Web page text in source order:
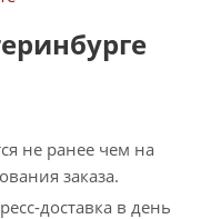
не ранее чем на
заказа.
доставка в день